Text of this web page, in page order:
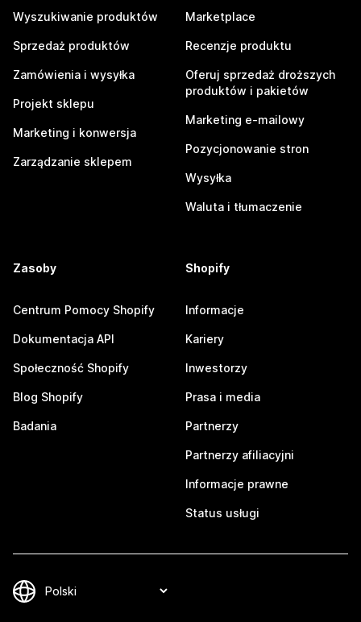
Wyszukiwanie produktów
Sprzedaż produktów
Zamówienia i wysyłka
Projekt sklepu
Marketing i konwersja
Zarządzanie sklepem
Marketplace
Recenzje produktu
Oferuj sprzedaż droższych
produktów i pakietów
Marketing e-mailowy
Pozycjonowanie stron
Wysyłka
Waluta i tłumaczenie
Zasoby
Centrum Pomocy Shopify
Dokumentacja API
Społeczność Shopify
Blog Shopify
Badania
Shopify
Informacje
Kariery
Inwestorzy
Prasa i media
Partnerzy
Partnerzy afiliacyjni
Informacje prawne
Status usługi